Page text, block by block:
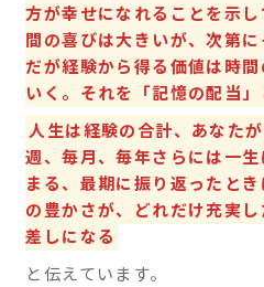
方が幸せになれることを示
間の喜びは大きいが、次第に
だが経験から得る価値は時
いく。それを「記憶の配当」
人生は経験の合計、あなた
週、毎月、毎年さらには一
まる、最期に振り返ったと
の豊かさが、どれだけ充実
差しになる
と伝えています。